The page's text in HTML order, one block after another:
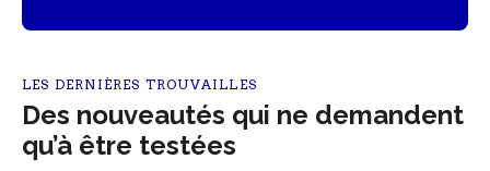
LES DERNIÈRES TROUVAILLES
Des nouveautés qui ne demandent
qu’à être testées